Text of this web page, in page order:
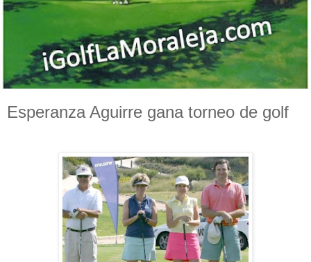
Esperanza Aguirre gana torneo de golf